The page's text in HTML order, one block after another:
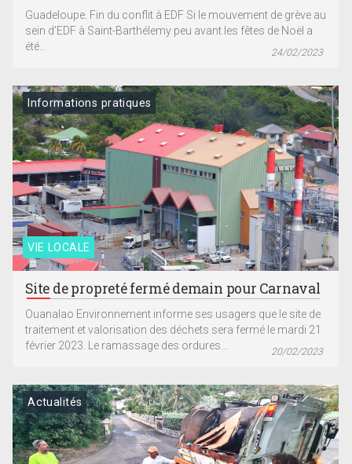
Guadeloupe. Fin du conflit à EDF Si le mouvement de grève au
sein d’EDF à Saint-Barthélemy peu avant les fêtes de Noël a
été...
24/02/2023
VIE LOCALE
Informations pratiques
Site de propreté fermé demain pour Carnaval
Ouanalao Environnement informe ses usagers que le site de
traitement et valorisation des déchets sera fermé le mardi 21
février 2023. Le ramassage des ordures...
20/02/2023
Actualités